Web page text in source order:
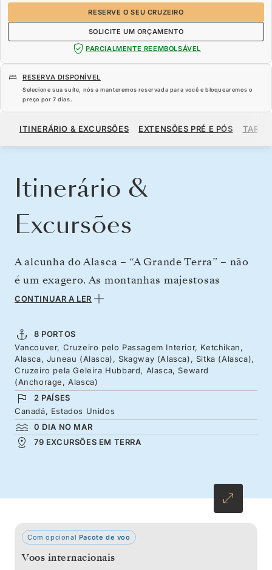
RESERVE O SEU CRUZEIRO
SOLICITE UM ORÇAMENTO
PARCIALMENTE REEMBOLSÁVEL
RESERVA DISPONÍVEL
Selecione sua suíte, nós a manteremos reservada para você e bloquearemos o
preço por 7 dias.
A PARTIR DE US$ 5.173
ITINERÁRIO & EXCURSÕES EXTENSÕES PRÉ E PÓS
Itinerário &
Excursões
A alcunha do Alasca – “A Grande Terra” – não
é um exagero. As montanhas majestosas
emergem dos mares tranquilos, enquanto os
glaciares se partem. Animais extraordinários
que deambulam pelas paisagens, com baleias a
emergir por entre fiordes e ursos que pescam
salmão nos riachos. Na zona costeira, as
aldeias indígenas dão as boas-vindas aos
visitantes de uma forma calorosa. Descubra a
herança russa e da época da corrida do ouro
forma a observar o Glaciar de Hubbard.
CONTINUAR A LER
8 PORTOS
Vancouver, Cruzeiro pelo Passagem Interior, Ketchikan,
Alasca, Juneau (Alasca), Skagway (Alasca), Sitka (Alasca),
Cruzeiro pela Geleira Hubbard, Alasca, Seward
(Anchorage, Alasca)
2 PAÍSES
Canadá, Estados Unidos
0 DIA NO MAR
79 EXCURSÕES EM TERRA
Com opcional Pacote de voo
Voos internacionais